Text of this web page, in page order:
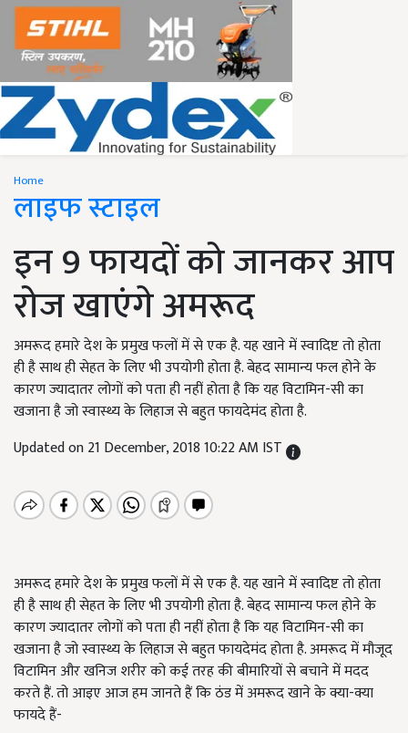
Home
लाइफ स्टाइल
इन 9 फायदों को जानकर आप
रोज खाएंगे अमरूद
अमरूद हमारे देश के प्रमुख फलों में से एक है. यह खाने में स्वादिष्ट तो होता
ही है साथ ही सेहत के लिए भी उपयोगी होता है. बेहद सामान्य फल होने के
कारण ज्यादातर लोगों को पता ही नहीं होता है कि यह विटामिन-सी का
खजाना है जो स्वास्थ्य के लिहाज से बहुत फायदेमंद होता है.
Updated on 21 December, 2018 10:22 AM IST
अमरूद हमारे देश के प्रमुख फलों में से एक है. यह खाने में स्वादिष्ट तो होता
ही है साथ ही सेहत के लिए भी उपयोगी होता है. बेहद सामान्य फल होने के
कारण ज्यादातर लोगों को पता ही नहीं होता है कि यह विटामिन-सी का
खजाना है जो स्वास्थ्य के लिहाज से बहुत फायदेमंद होता है. अमरूद में मौजूद
विटामिन और खनिज शरीर को कई तरह की बीमारियों से बचाने में मदद
करते हैं. तो आइए आज हम जानते हैं कि ठंड में अमरूद खाने के क्या-क्या
फायदे हैं-